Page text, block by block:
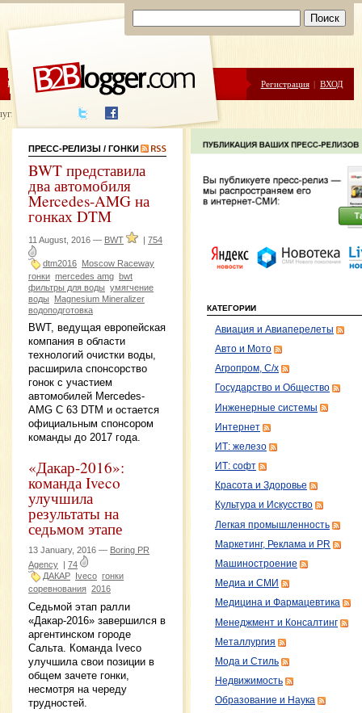
ЦЕНЫ ПОМОЩЬ Регистрация | ВХОД
написания
ПРЕСС-РЕЛИЗЫ / ГОНКИ
BWT представила
два автомобиля
Mercedes-AMG на
гонках DTM
11 August, 2016 — BWT | 754
dtm2016 Moscow Raceway
гонки mercedes amg bwt
фильтры для воды умягчение
воды
Magnesium Mineralizer
водоподготовка
BWT, ведущая европейская
компания в области
технологий очистки воды,
расширила спонсорство
гонок с участием
автомобилей Mercedes-
AMG C 63 DTM и остается
официальным спонсором
команды до 2017 года.
«Дакар-2016»:
команда Iveco
улучшила
результаты на
седьмом этапе
13 January, 2016 — Boring PR
Agency | 74
ДАКАР Iveco гонки
соревнования 2016
Седьмой этап ралли
«Дакар-2016» завершился в
аргентинском городе
Сальта. Команда Iveco
улучшила свои позиции в
общем зачете гонки,
несмотря на череду
трудностей.
КАТЕГОРИИ
Авиация и Авиаперелеты
Авто и Мото
Агропром, С/х
Государство и Общество
Инженерные системы
Интернет
ИТ: железо
ИТ: софт
Красота и Здоровье
Культура и Искусство
Легкая промышленность
Маркетинг, Реклама и PR
Машиностроение
Медиа и СМИ
Медицина и Фармацевтика
Менеджмент и Консалтинг
Металлургия
Мода и Стиль
Недвижимость
Образование и Наука